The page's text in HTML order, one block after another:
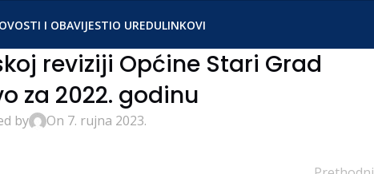
I OBAVIJESTIO UREDULINKOVI
reviziji Općine Stari Grad
za 2022. godinu
by On 7. rujna 2023.